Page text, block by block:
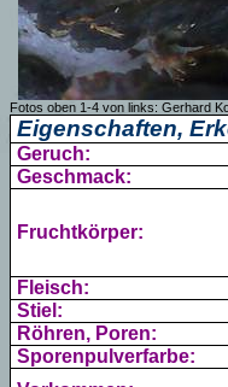
Fotos oben 1-4 von links: Gerhard
Eigenschaften,
Geruch:
Geschmack:
Fruchtkörper:
Fleisch:
Stiel:
Röhren, Poren:
Sporenpulverfarbe: